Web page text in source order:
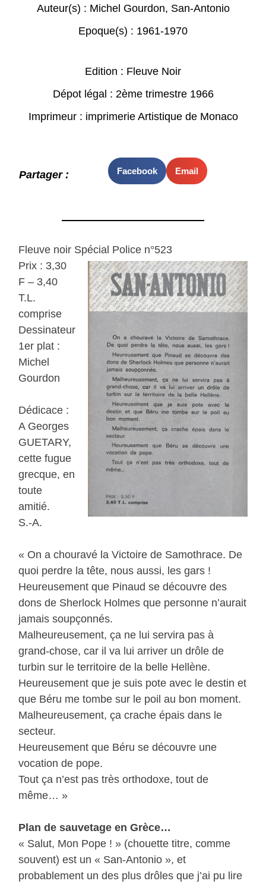
Auteur(s) : Michel Gourdon, San-Antonio
Epoque(s) : 1961-1970
Edition : Fleuve Noir
Dépot légal : 2ème trimestre 1966
Imprimeur : imprimerie Artistique de Monaco
Partager : Facebook Email
Fleuve noir Spécial Police n°523
Prix : 3,30
F – 3,40
T.L.
comprise
Dessinateur
1er plat :
Michel
Gourdon
Dédicace :
A Georges
GUETARY,
cette fugue
grecque, en
toute
amitié.
S.-A.
« On a chouravé la Victoire de Samothrace. De
quoi perdre la tête, nous aussi, les gars !
Heureusement que Pinaud se découvre des
dons de Sherlock Holmes que personne n’aurait
jamais soupçonnés.
Malheureusement, ça ne lui servira pas à
grand-chose, car il va lui arriver un drôle de
turbin sur le territoire de la belle Hellène.
Heureusement que je suis pote avec le destin et
que Béru me tombe sur le poil au bon moment.
Malheureusement, ça crache épais dans le
secteur.
Heureusement que Béru se découvre une
vocation de pope.
Tout ça n’est pas très orthodoxe, tout de
même… »
Plan de sauvetage en Grèce…
« Salut, Mon Pope ! » (chouette titre, comme
souvent) est un « San-Antonio », et
probablement un des plus drôles que j’ai pu lire